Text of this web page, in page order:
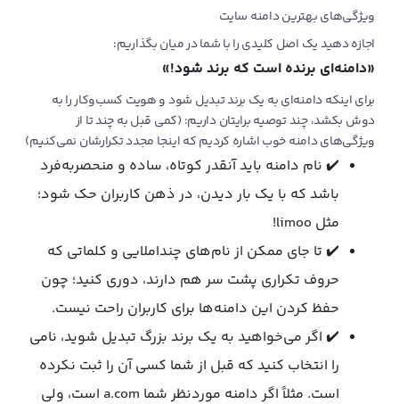
ویژگی‌های بهترین دامنه سایت
اجازه دهید یک اصل کلیدی را با شما در میان بگذاریم:
«دامنه‌ای برنده است که برند شود!»
برای اینکه دامنه‌ای به یک برند تبدیل شود و هویت کسب‌وکار را به
دوش بکشد، چند توصیه برایتان داریم: (کمی قبل به چند تا از
ویژگی‌های دامنه خوب اشاره کردیم که اینجا مجدد تکرارشان نمی‌کنیم)
✔️ نام دامنه باید آنقدر کوتاه، ساده و منحصر‌به‌فرد
باشد که با یک بار دیدن، در ذهن کاربران حک شود؛
مثل limoo!
✔️ تا جای ممکن از نام‌های چنداملایی و کلماتی که
حروف تکراری پشت سر هم دارند، دوری کنید؛ چون
حفظ کردن این دامنه‌ها برای کاربران راحت نیست.
✔️ اگر می‌خواهید به یک برند بزرگ تبدیل شوید، نامی
را انتخاب کنید که قبل از شما کسی آن را ثبت نکرده
است. مثلاً اگر دامنه موردنظر شما a.com است، ولی